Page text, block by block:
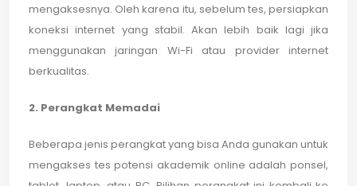
mengaksesnya. Oleh karena itu, sebelum tes, persiapkan
koneksi internet yang stabil. Akan lebih baik lagi jika
menggunakan jaringan Wi-Fi atau provider internet
berkualitas.
2. Perangkat Memadai
Beberapa jenis perangkat yang bisa Anda gunakan untuk
mengakses tes potensi akademik online adalah ponsel,